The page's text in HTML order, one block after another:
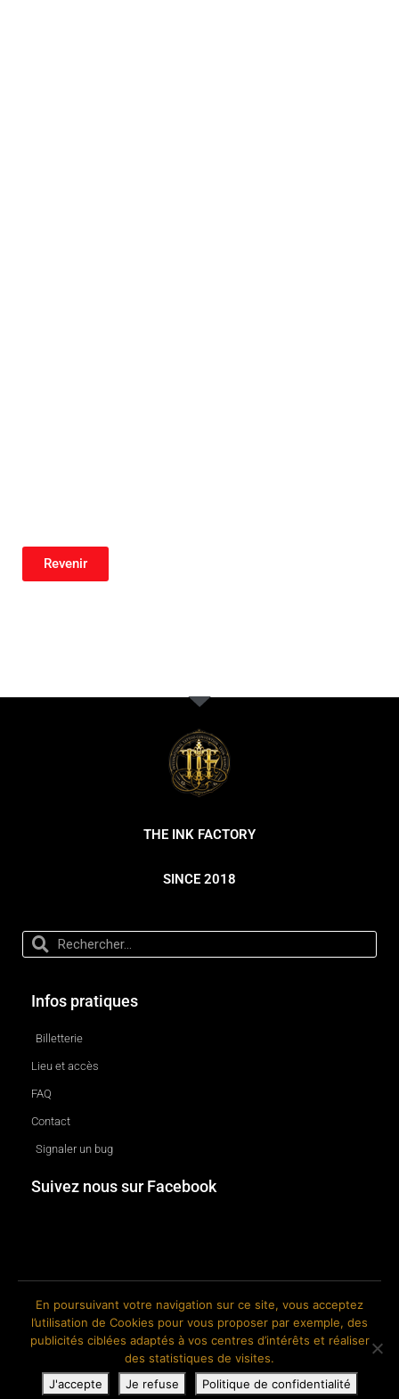
Revenir
THE INK FACTORY
SINCE 2018
Infos pratiques
Billetterie
Lieu et accès
FAQ
Contact
Signaler un bug
Suivez nous sur Facebook
© 2018-2026 The Ink Factory. Site web réalisé par Roland CAUVIN.
En poursuivant votre navigation sur ce site, vous acceptez
l’utilisation de Cookies pour vous proposer par exemple, des
publicités ciblées adaptés à vos centres d’intérêts et réaliser
des statistiques de visites.
J'accepte
Je refuse Politique de confidentialité